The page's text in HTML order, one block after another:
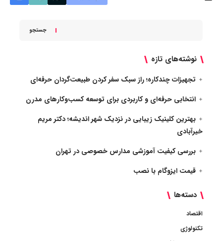
جستجو
نوشته‌های تازه
تجهیزات چندکاره؛ راز سبک سفر کردن طبیعت‌گردان حرفه‌ای
انتخابی حرفه‌ای و کاربردی برای توسعه کسب‌وکارهای مدرن
بهترین کلینیک زیبایی در نزدیک شهر اندیشه؛ دکتر مریم
خیرآبادی
بررسی کیفیت آموزشی مدارس خصوصی در تهران
قیمت ایزوگام با نصب
دسته‌ها
اقتصاد
تکنولوژی